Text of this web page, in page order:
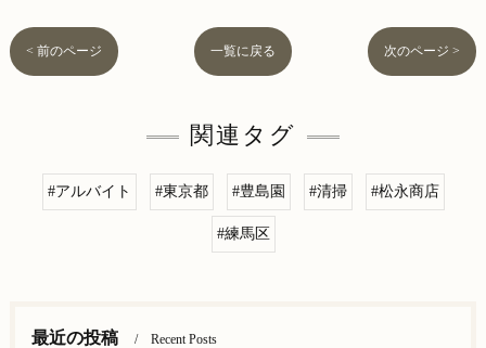
< 前のページ 一覧に戻る 次のページ >
関連タグ
#アルバイト #東京都 #豊島園 #清掃 #松永商店
#練馬区
最近の投稿 Recent Posts